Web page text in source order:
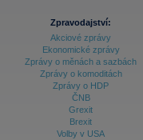
Zpravodajství:
Akciové zprávy
Ekonomické zprávy
Zprávy o měnách a sazbách
Zprávy o komoditách
Zprávy o HDP
ČNB
Grexit
Brexit
Volby v USA